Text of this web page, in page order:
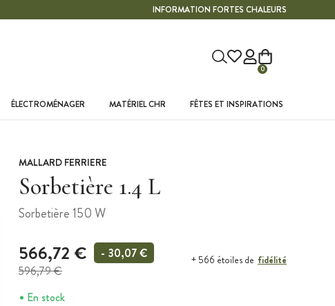
INFORMATION FORTES CHALEURS
0
ÉLECTROMÉNAGER MATÉRIEL CHR FÊTES ET INSPIRATIONS
MALLARD FERRIERE
Sorbetière 1.4 L
Sorbetière 150 W
566,72 €
596,79 €
- 30,07 € + 566 étoiles de fidélité
En stock